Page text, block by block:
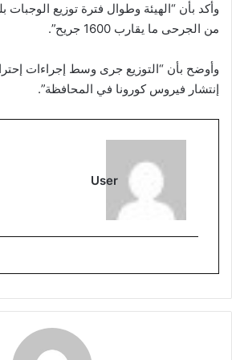
وأكد بأن “الهيئة وطوال فترة توزيع الوجبات
من الجرحى ما يقارب 1600 جريح”.
وأوضح بأن “التوزيع جرى وسط إجراءات
إنتشار فيروس كورونا في المحافظة”.
User